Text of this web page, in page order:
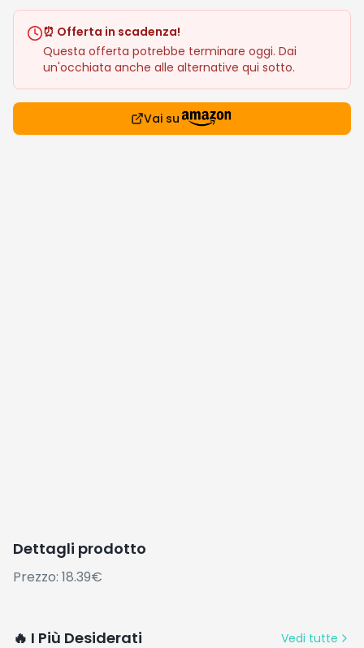
⏰ Offerta in scadenza!
Questa offerta potrebbe terminare oggi. Dai
un'occhiata anche alle alternative qui sotto.
Vai su
Dettagli prodotto
Prezzo: 18.39€
🔥 I Più Desiderati
Vedi tutte